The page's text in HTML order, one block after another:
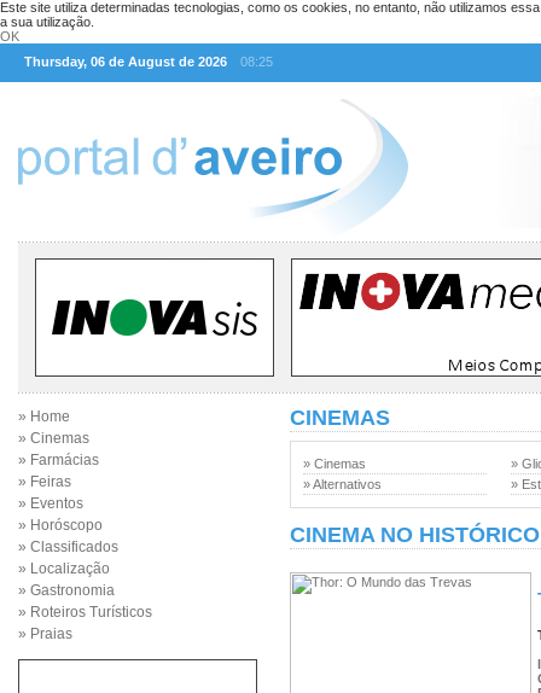
Este site utiliza determinadas tecnologias, como os cookies, no entanto, não utilizamos
a sua utilização.
OK
Thursday, 06 de August de 2026
08:25
» Home
» Cinemas
» Farmácias
» Feiras
» Eventos
» Horóscopo
» Classificados
» Localização
» Gastronomia
» Roteiros Turísticos
» Praias
CINEMAS
» Cinemas
» Alternativos
»
»
CINEMA NO HISTÓRICO